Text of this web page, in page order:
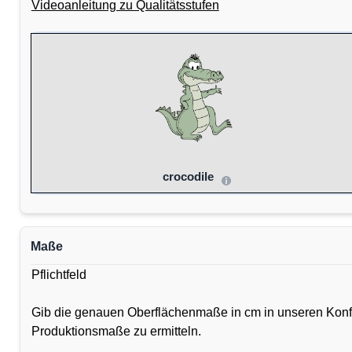
Videoanleitung zu Qualitätsstufen
crocodile
Maße
Pflichtfeld
Gib die genauen Oberflächenmaße in cm in unseren
Produktionsmaße zu ermitteln.